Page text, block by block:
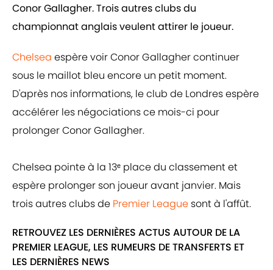
Conor Gallagher. Trois autres clubs du
championnat anglais veulent attirer le joueur.
Chelsea espère voir Conor Gallagher continuer
sous le maillot bleu encore un petit moment.
D'après nos informations, le club de Londres espère
accélérer les négociations ce mois-ci pour
prolonger Conor Gallagher.
Chelsea pointe à la 13ᵉ place du classement et
espère prolonger son joueur avant janvier. Mais
trois autres clubs de Premier League sont à l'affût.
RETROUVEZ LES DERNIÈRES ACTUS AUTOUR DE LA
PREMIER LEAGUE, LES RUMEURS DE TRANSFERTS ET
LES DERNIÈRES NEWS